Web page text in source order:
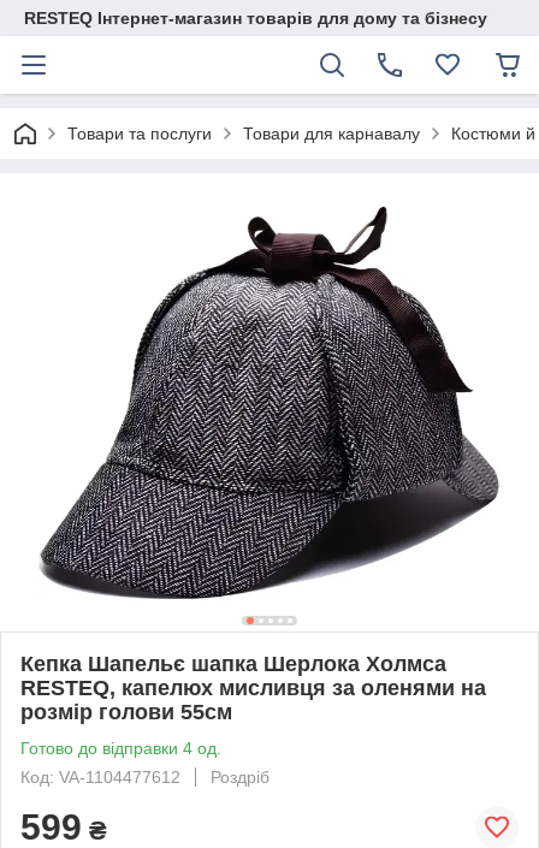
RESTEQ Інтернет-магазин товарів для дому та бізнесу
Товари та послуги Товари для карнавалу Костюми й
Кепка Шапельє шапка Шерлока Холмса
RESTEQ, капелюх мисливця за оленями на
розмір голови 55см
Готово до відправки 4 од.
Код: VA-1104477612
Роздріб
599 ₴